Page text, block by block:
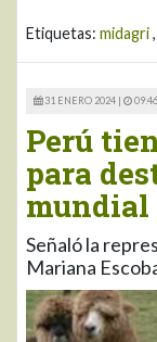
Etiquetas: midagri,
31 ENERO 2024 |
Perú
para
mundial
Señaló la
Mariana